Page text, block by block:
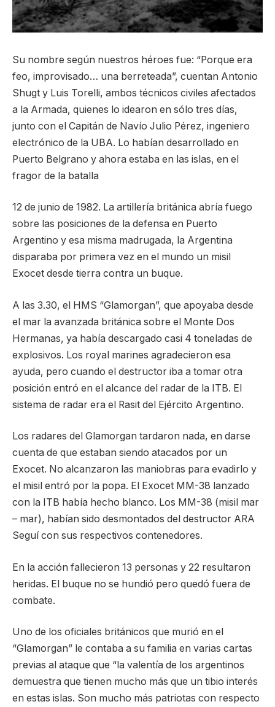
Su nombre según nuestros héroes fue: “Porque era
feo, improvisado… una berreteada”, cuentan Antonio
Shugt y Luis Torelli, ambos técnicos civiles afectados
a la Armada, quienes lo idearon en sólo tres días,
junto con el Capitán de Navío Julio Pérez, ingeniero
electrónico de la UBA. Lo habían desarrollado en
Puerto Belgrano y ahora estaba en las islas, en el
fragor de la batalla
12 de junio de 1982. La artillería británica abría fuego
sobre las posiciones de la defensa en Puerto
Argentino y esa misma madrugada, la Argentina
disparaba por primera vez en el mundo un misil
Exocet desde tierra contra un buque.
A las 3.30, el HMS “Glamorgan”, que apoyaba desde
el mar la avanzada británica sobre el Monte Dos
Hermanas, ya había descargado casi 4 toneladas de
explosivos. Los royal marines agradecieron esa
ayuda, pero cuando el destructor iba a tomar otra
posición entró en el alcance del radar de la ITB. El
sistema de radar era el Rasit del Ejército Argentino.
Los radares del Glamorgan tardaron nada, en darse
cuenta de que estaban siendo atacados por un
Exocet. No alcanzaron las maniobras para evadirlo y
el misil entró por la popa. El Exocet MM-38 lanzado
con la ITB había hecho blanco. Los MM-38 (misil mar
– mar), habían sido desmontados del destructor ARA
Seguí con sus respectivos contenedores.
En la acción fallecieron 13 personas y 22 resultaron
heridas. El buque no se hundió pero quedó fuera de
combate.
Uno de los oficiales británicos que murió en el
“Glamorgan” le contaba a su familia en varias cartas
previas al ataque que “la valentía de los argentinos
demuestra que tienen mucho más que un tibio interés
en estas islas. Son mucho más patriotas con respecto